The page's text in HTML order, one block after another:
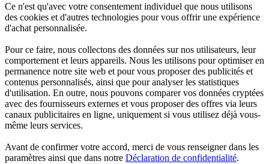
Ce n'est qu'avec votre consentement individuel que nous utilisons
des cookies et d'autres technologies pour vous offrir une expérience
d'achat personnalisée.
Pour ce faire, nous collectons des données sur nos utilisateurs, leur
comportement et leurs appareils. Nous les utilisons pour optimiser en
permanence notre site web et pour vous proposer des publicités et
contenus personnalisés, ainsi que pour analyser les statistiques
d'utilisation. En outre, nous pouvons comparer vos données cryptées
avec des fournisseurs externes et vous proposer des offres via leurs
canaux publicitaires en ligne, uniquement si vous utilisez déjà vous-
même leurs services.
Avant de confirmer votre accord, merci de vous renseigner dans les
paramètres ainsi que dans notre Déclaration de confidentialité.